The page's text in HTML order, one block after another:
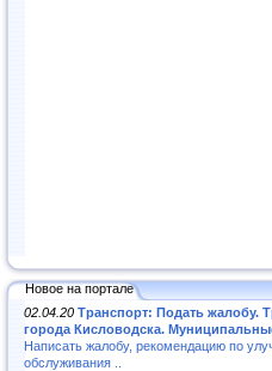
Новое на портале
02.04.20 Транспорт: Подать жалобу.
города Кисловодска.
Написать жалобу, рекомендацию по
обслуживания ..